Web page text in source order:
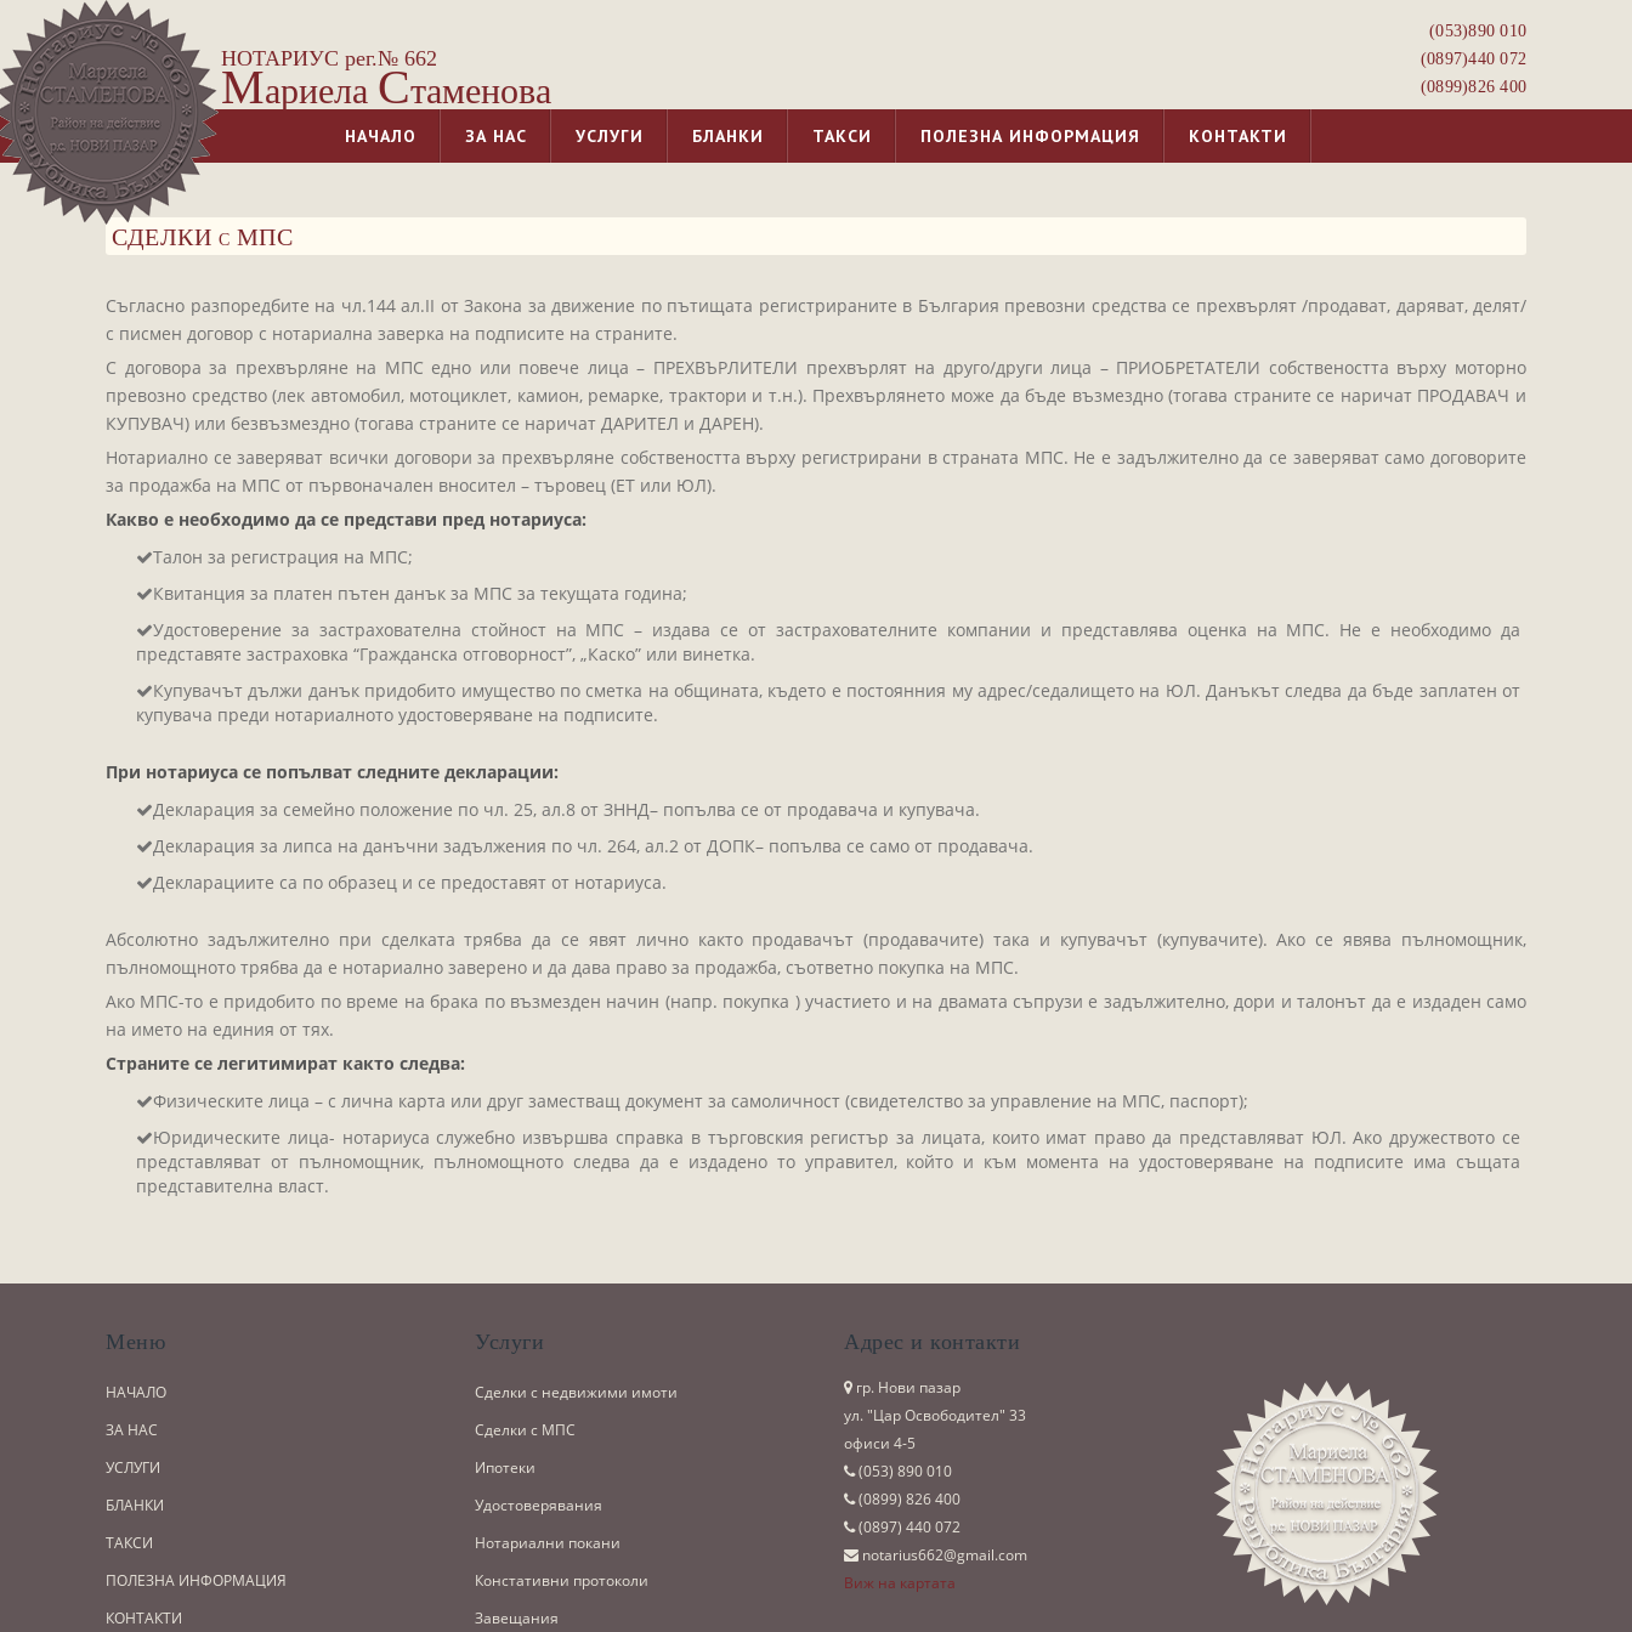
НОТАРИУС рег.№ 662
Мариела Стаменова
(053)­890 010
(0897)­440 072
(0899)­826 400
НАЧАЛО ЗА НАС УСЛУГИ БЛАНКИ ТАКСИ ПОЛЕЗНА ИНФОРМАЦИЯ КОНТАКТИ
СДЕЛКИ с МПС
Съгласно разпоредбите на чл.144 ал.ІІ от Закона за движение по пътищата регистрираните в България превозни средства се прехвърлят /продават, даряват, делят/
с писмен договор с нотариална заверка на подписите на страните.
С договора за прехвърляне на МПС едно или повече лица – ПРЕХВЪРЛИТЕЛИ прехвърлят на друго/други лица – ПРИОБРЕТАТЕЛИ собствеността върху моторно
превозно средство (лек автомобил, мотоциклет, камион, ремарке, трактори и т.н.). Прехвърлянето може да бъде възмездно (тогава страните се наричат ПРОДАВАЧ и
КУПУВАЧ) или безвъзмездно (тогава страните се наричат ДАРИТЕЛ и ДАРЕН).
Нотариално се заверяват всички договори за прехвърляне собствеността върху регистрирани в страната МПС. Не е задължително да се заверяват само договорите
за продажба на МПС от първоначален вносител – търовец (ЕТ или ЮЛ).
Какво е необходимо да се представи пред нотариуса:
Талон за регистрация на МПС;
Квитанция за платен пътен данък за МПС за текущата година;
Удостоверение за застрахователна стойност на МПС – издава се от застрахователните компании и представлява оценка на МПС. Не е необходимо да
представяте застраховка “Гражданска отговорност”, „Каско” или винетка.
Купувачът дължи данък придобито имущество по сметка на общината, където е постоянния му адрес/седалището на ЮЛ. Данъкът следва да бъде заплатен от
купувача преди нотариалното удостоверяване на подписите.
При нотариуса се попълват следните декларации:
Декларация за семейно положение по чл. 25, ал.8 от ЗННД– попълва се от продавача и купувача.
Декларация за липса на данъчни задължения по чл. 264, ал.2 от ДОПК– попълва се само от продавача.
Декларациите са по образец и се предоставят от нотариуса.
Абсолютно задължително при сделката трябва да се явят лично както продавачът (продавачите) така и купувачът (купувачите). Ако се явява пълномощник,
пълномощното трябва да е нотариално заверено и да дава право за продажба, съответно покупка на МПС.
Ако МПС-то е придобито по време на брака по възмезден начин (напр. покупка ) участието и на двамата съпрузи е задължително, дори и талонът да е издаден само
на името на единия от тях.
Страните се легитимират както следва:
Физическите лица – с лична карта или друг заместващ документ за самоличност (свидетелство за управление на МПС, паспорт);
Юридическите лица- нотариуса служебно извършва справка в търговския регистър за лицата, които имат право да представляват ЮЛ. Ако дружеството се
представляват от пълномощник, пълномощното следва да е издадено то управител, който и към момента на удостоверяване на подписите има същата
представителна власт.
Меню
НАЧАЛО
ЗА НАС
УСЛУГИ
БЛАНКИ
ТАКСИ
ПОЛЕЗНА ИНФОРМАЦИЯ
КОНТАКТИ
Услуги
Сделки с недвижими имоти
Сделки с МПС
Ипотеки
Удостоверявания
Нотариални покани
Констативни протоколи
Завещания
Адрес и контакти
гр. Нови пазар
ул. "Цар Освободител" 33
офиси 4-5
(053)­ 890 010
(0899)­ 826 400
(0897)­ 440 072
notarius662@gmail.com
Виж на картата